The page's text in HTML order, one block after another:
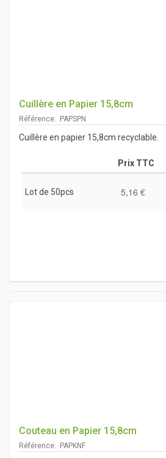
Cuillère en Papier 15,8cm
Référence: PAPSPN
Cuillère en papier 15,8cm recyclable.
Prix TTC
Lot de 50pcs 5,16 €
Couteau en Papier 15,8cm
Référence: PAPKNF